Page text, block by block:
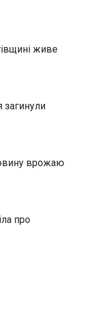
живе
загинули
врожаю
про